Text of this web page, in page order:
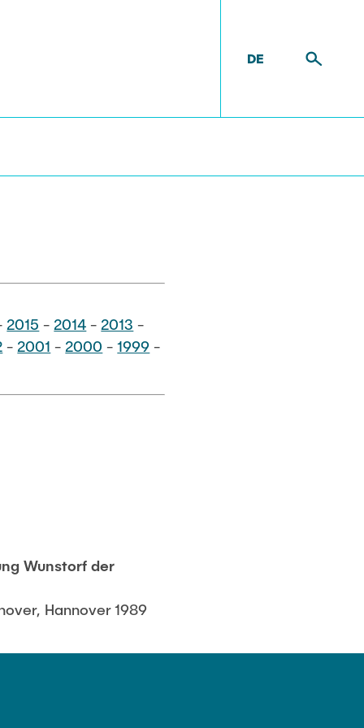
DE
2015 - 2014 - 2013 -
- 2001 - 2000 -1999 -
Wunstorf der
Hannover 1989